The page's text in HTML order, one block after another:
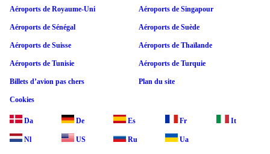
Aéroports de Royaume-Uni Aéroports de Singapour
Aéroports de Sénégal Aéroports de Suède
Aéroports de Suisse Aéroports de Thaïlande
Aéroports de Tunisie Aéroports de Turquie
Billets d’avion pas chers Plan du site
Cookies
Da De Es Fr It
Nl US Ru Ua